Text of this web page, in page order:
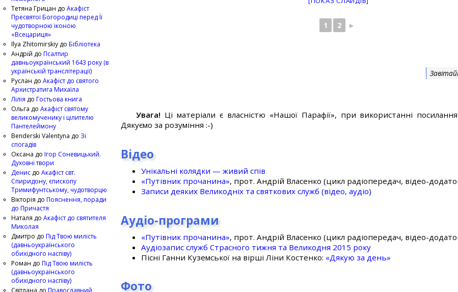
1 2 ►
Увага! Ці матеріали є власністю «Нашої Парафії», при використанні
Дякуємо за розуміння :-)
Відео
Унікальні колядки — живий спів
«Путівник прочанина», прот. Андрій Власенко (цикл радіопередач, відео-
Записи деяких Великодніх та святкових служб (відео, аудіо)
Аудіо-програми
«Путівник прочанина», прот. Андрій Власенко (цикл радіопередач, відео-
Аудіозапис служб Страсного тижня та Великодня 2015 року
Пісні Ганни Куземської на вірші Ліни Костенко: «Дякую за день»
Фото
Тетяна Грицан до Акафіст
Пресвятої Богородиці перед Її
чудотворною іконою
«Всецариця»
Ilya Zhitomirskiy до Бібліотека
Андрій до Псалтир
давньоукраїнський 1643 року (в
українській транслітерації)
Руслан до Акафіст до святого
Архистратига Михаїла
Лілія до Гостьова книга
Ольга до Акафіст святому
великомученику і цілителю
Пантелеймону
Benderski Valentyna до Зі
спогадів
Оксана до Ігор Соневицький.
Духовні твори
Денис до Акафіст свт.
Спиридону, єпископу
Тримифунтському, чудотворцю
Вікторія до Пояснення, поради
до Причастя
Наталя до Акафіст до святителя
Миколая
Дмитро до Під Твою милість
(давньоукраїнського
обихідного наспіву)
Роман до Під Твою милість
(давньоукраїнського
обихідного наспіву)
Світлана до Православний